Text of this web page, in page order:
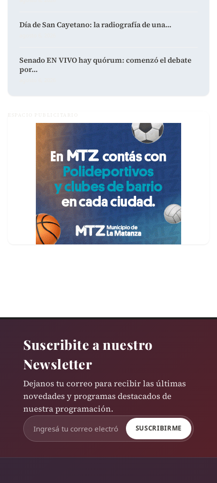
Día de San Cayetano: la radiografía de una…
Senado EN VIVO hay quórum: comenzó el debate
por…
ESPACIO PUBLICITARIO
Suscribite a nuestro
Newsletter
Dejanos tu correo para recibir las últimas
novedades y programas destacados de
nuestra programación.
SUSCRIBIRME